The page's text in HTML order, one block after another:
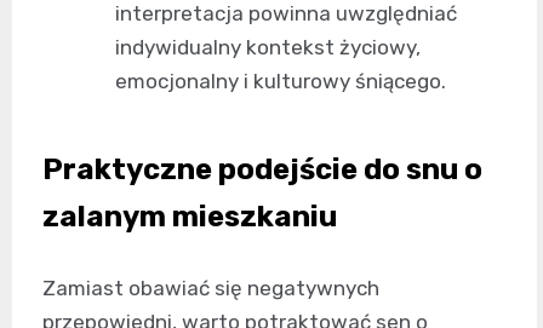
interpretacja powinna uwzględniać
indywidualny kontekst życiowy,
emocjonalny i kulturowy śniącego.
Praktyczne podejście do snu o
zalanym mieszkaniu
Zamiast obawiać się negatywnych
przepowiedni, warto potraktować sen o